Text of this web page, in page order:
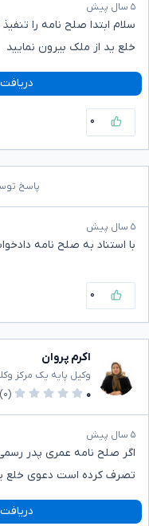
۵ سال پیش
سلام ابتدا صلح نامه را
خلع ید از ملک بیرون نمایید
۰
پاسخ
۵ سال پیش
با استناد به صلح نامه
۰
اکرم پروان
وکیل پایه یک مرکز
۰
(۰)
۵ سال پیش
اگر صلح نامه عمری پدر
تصرف کرده است دعوی خلع